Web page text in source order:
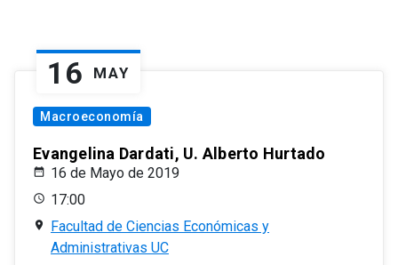
16 MAY
Macroeconomía
Evangelina Dardati, U. Alberto Hurtado
16 de Mayo de 2019
17:00
Facultad de Ciencias Económicas y
Administrativas UC